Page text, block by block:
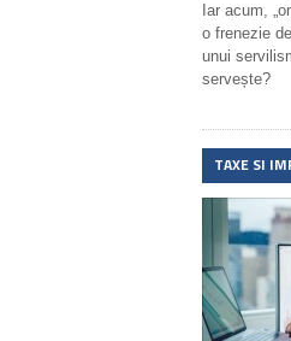
Iar acum,
o frenezie
unui
servește?
TAXE SI